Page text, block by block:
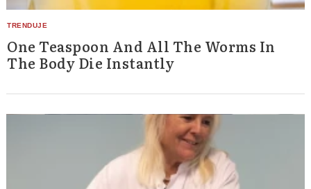
One Teaspoon And All The Worms In
The Body Die Instantly